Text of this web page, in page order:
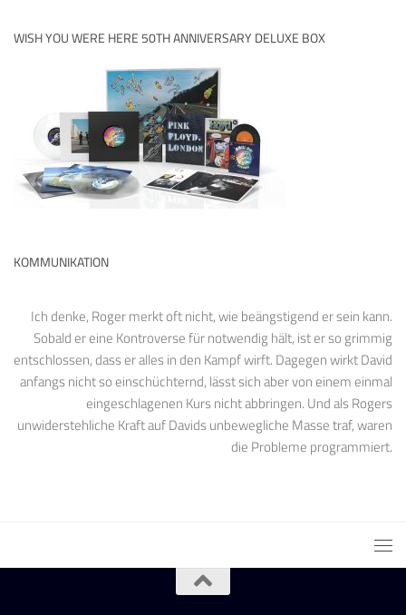
WISH YOU WERE HERE 50TH ANNIVERSARY DELUXE BOX
KOMMUNIKATION
Ich denke, Roger merkt oft nicht, wie beängstigend er sein kann.
Sobald er eine Kontroverse für notwendig hält, ist er so grimmig
entschlossen, dass er alles in den Kampf wirft. Dagegen wirkt David
anfangs nicht so einschüchternd, lässt sich aber von einem einmal
eingeschlagenen Kurs nicht abbringen. Und als Rogers
unwiderstehliche Kraft auf Davids unbewegliche Masse traf, waren
die Probleme programmiert.